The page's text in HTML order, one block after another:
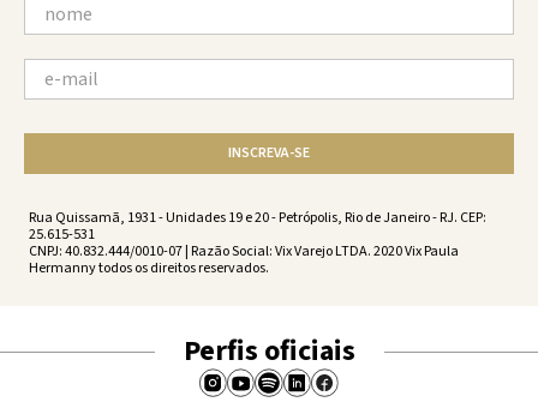
INSCREVA-SE
Rua Quissamã, 1931 - Unidades 19 e 20 - Petrópolis, Rio de Janeiro - RJ. CEP:
25.615-531
CNPJ: 40.832.444/0010-07 | Razão Social: Vix Varejo LTDA. 2020 Vix Paula
Hermanny todos os direitos reservados.
Perfis oficiais